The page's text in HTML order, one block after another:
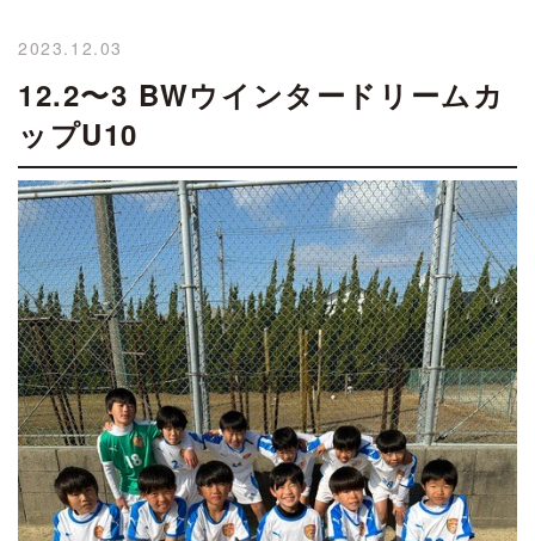
2023.12.03
12.2〜3 BWウインタードリームカ
ップU10